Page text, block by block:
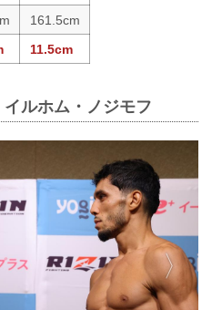
161.5cm
11.5cm
ルホム・ノジモフ